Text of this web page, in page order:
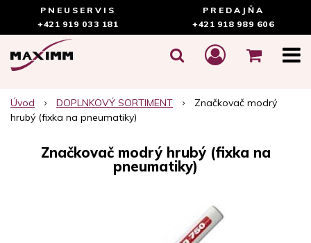
PNEUSERVIS
+421 919 033 181
PREDAJŇA
+421 918 989 606
Úvod DOPLNKOVÝ SORTIMENT
Značkovač modrý
hrubý (fixka na pneumatiky)
Značkovač modrý hrubý (fixka na
pneumatiky)